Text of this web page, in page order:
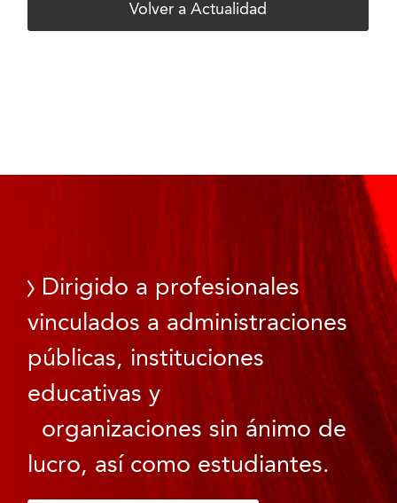
Volver a Actualidad
Dirigido a profesionales
vinculados a administraciones
públicas, instituciones
educativas y
organizaciones sin ánimo de
lucro, así como estudiantes.